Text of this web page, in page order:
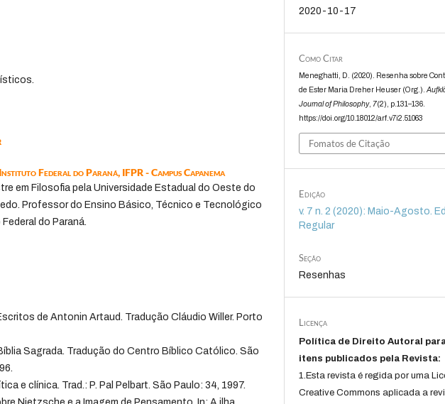
Instituto Federal do Paraná, IFPR - Campus Capanema
em Filosofia pela Universidade Estadual do Oeste do
Professor do Ensino Básico, Técnico e Tecnológico
do Paraná.
de Antonin Artaud. Tradução Cláudio Willer. Porto
Sagrada. Tradução do Centro Bíblico Católico. São
e clínica. Trad.: P. Pal Pelbart. São Paulo: 34, 1997.
2020-10-17
Como Citar
Meneghatti, D. (2020). Resenha sobre
de Ester Maria Dreher Heuser (Org.).
Journal of Philosophy, 7(2), p.131–136.
https://doi.org/10.18012/arf.v7i2.51063
Fomatos de Citação
Edição
v. 7 n. 2 (2020): Maio-Agosto.
Regular
Seção
Resenhas
Licença
Política de Direito Autoral
itens publicados pela Revista:
1.Esta revista é regida por uma
Creative Commons aplicada a